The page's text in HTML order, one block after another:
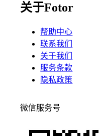
关于Fotor
帮助中心
联系我们
关于我们
服务条款
隐私政策
微信服务号